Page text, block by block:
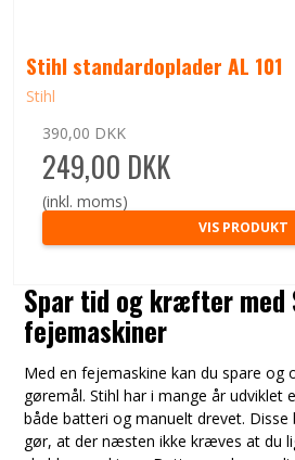
Stihl standardoplader AL 101
Stihl
390,00 DKK
249,00 DKK
(inkl. moms)
VIS PRODUKT
Spar tid og kræfter med
fejemaskiner
Med en fejemaskine kan du spare og
gøremål. Stihl har i mange år udviklet
både batteri og manuelt drevet.
gør, at der næsten ikke kræves at du